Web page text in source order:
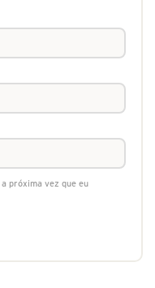
próxima vez que eu